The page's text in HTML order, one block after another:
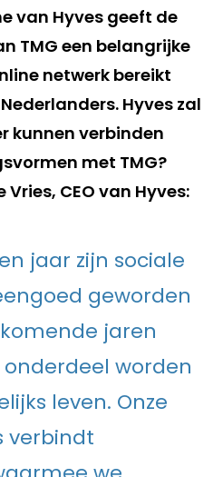
van Hyves geeft de
TMG een belangrijke
netwerk bereikt
Hyves zal
kunnen verbinden
met TMG?
CEO van Hyves:
jaar zijn sociale
geworden
jaren
worden
leven. Onze
verbindt